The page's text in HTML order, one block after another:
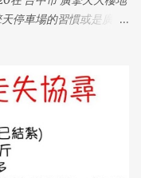
停車場的習慣或是廣擎
到包裝聲他就會過來
請大家幫忙注意，謝謝
到請聯絡 0976382707
家幫忙謝謝大家。